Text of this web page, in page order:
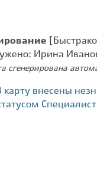
Ирина
сгенерирована
карту внесены